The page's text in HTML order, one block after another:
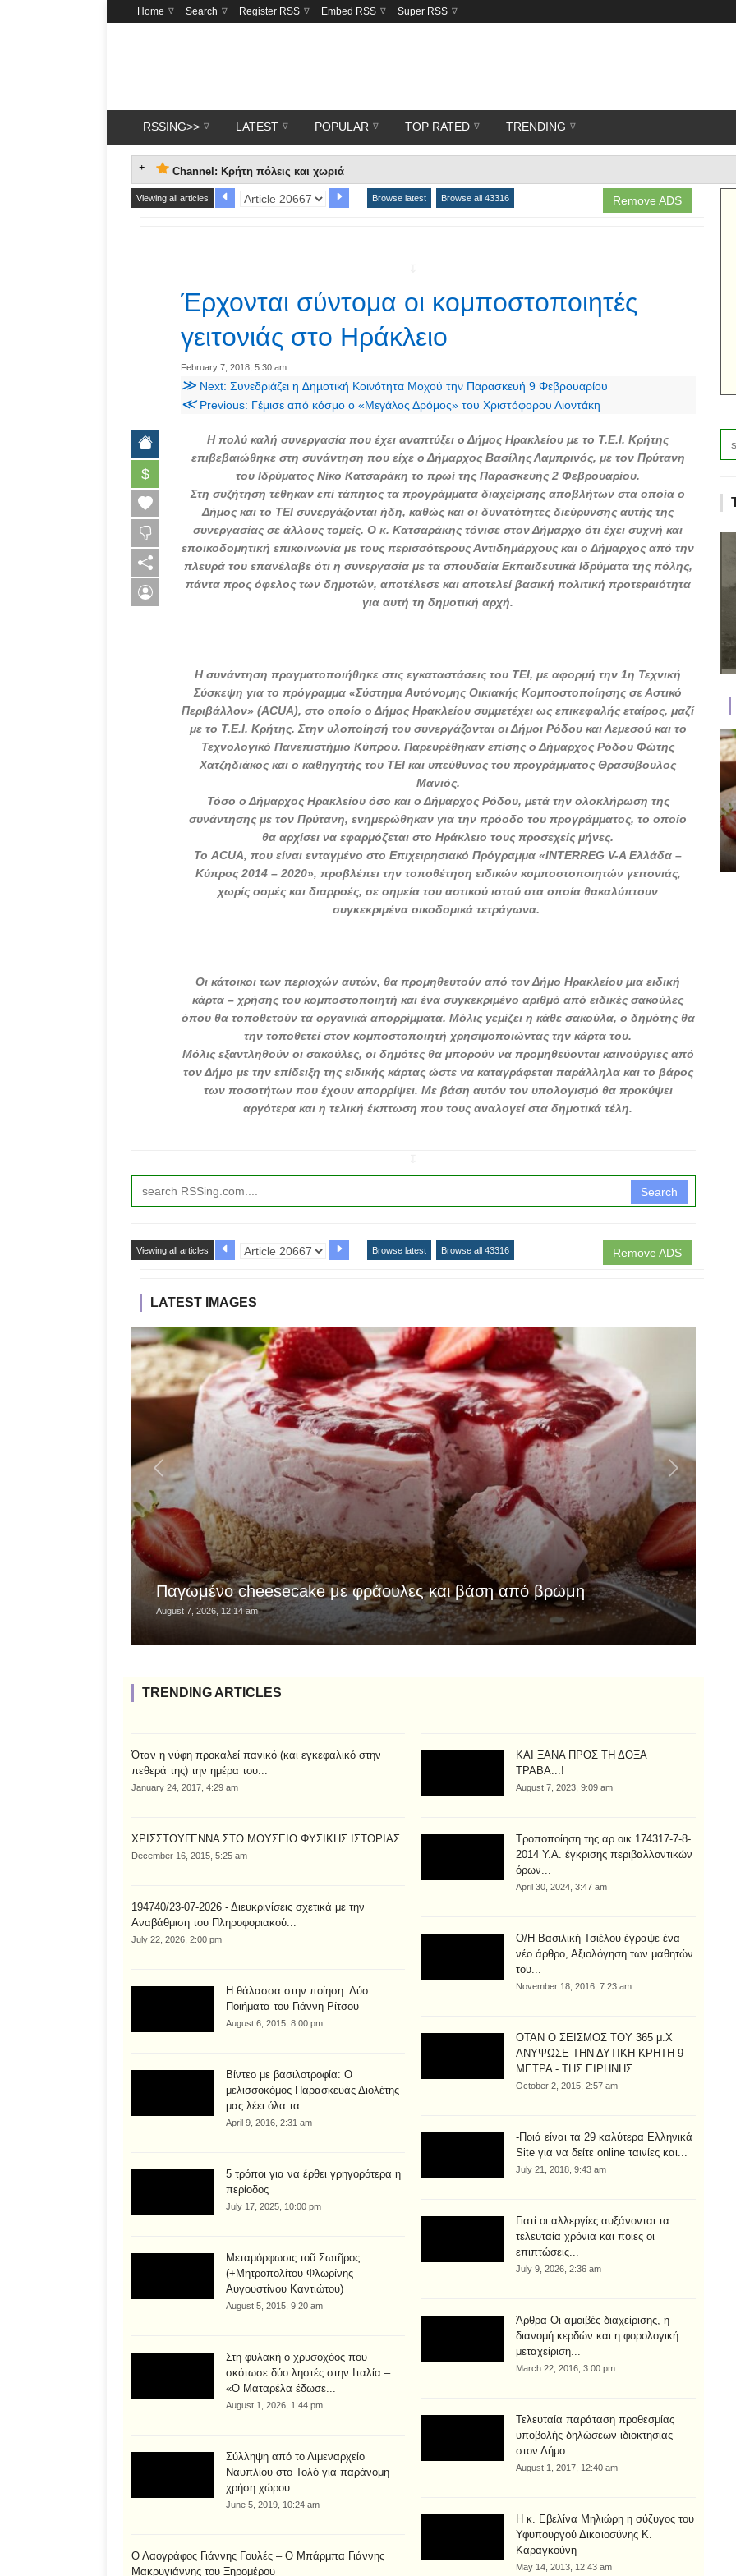
Home Search Register RSS Embed RSS Super RSS
RSSING>> LATEST POPULAR TOP RATED TRENDING
Channel: Κρήτη πόλεις και χωριά
Remove ADS
Viewing all articles Browse latest Browse all 43316
Έρχονται σύντομα οι κομποστοποιητές
γειτονιάς στο Ηράκλειο
February 7, 2018, 5:30 am
≫ Next: Συνεδριάζει η ∆ηµοτική Κοινότητα Μοχού την Παρασκευή 9 Φεβρουαρίου
≪Previous: Γέμισε από κόσμο ο «Μεγάλος Δρόμος» του Χριστόφορου Λιοντάκη
$
Η πολύ καλή συνεργασία που έχει αναπτύξει ο Δήμος Ηρακλείου με το Τ.Ε.Ι. Κρήτης
επιβεβαιώθηκε στη συνάντηση που είχε ο Δήμαρχος Βασίλης Λαμπρινός, με τον Πρύτανη
του Ιδρύματος Νίκο Κατσαράκη το πρωί της Παρασκευής 2 Φεβρουαρίου.
Στη συζήτηση τέθηκαν επί τάπητος τα προγράμματα διαχείρισης αποβλήτων στα οποία ο
Δήμος και το ΤΕΙ συνεργάζονται ήδη, καθώς και οι δυνατότητες διεύρυνσης αυτής της
συνεργασίας σε άλλους τομείς. Ο κ. Κατσαράκης τόνισε στον Δήμαρχο ότι έχει συχνή και
εποικοδομητική επικοινωνία με τους περισσότερους Αντιδημάρχους και ο Δήμαρχος από την
πλευρά του επανέλαβε ότι η συνεργασία με τα σπουδαία Εκπαιδευτικά Ιδρύματα της πόλης,
πάντα προς όφελος των δημοτών, αποτέλεσε και αποτελεί βασική πολιτική προτεραιότητα
για αυτή τη δημοτική αρχή.
Η συνάντηση πραγματοποιήθηκε στις εγκαταστάσεις του ΤΕΙ, με αφορμή την 1η Τεχνική
Σύσκεψη για το πρόγραμμα «Σύστημα Αυτόνομης Οικιακής Κομποστοποίησης σε Αστικό
Περιβάλλον» (ACUA), στο οποίο ο Δήμος Ηρακλείου συμμετέχει ως επικεφαλής εταίρος, μαζί
με το Τ.Ε.Ι. Κρήτης. Στην υλοποίησή του συνεργάζονται οι Δήμοι Ρόδου και Λεμεσού και το
Τεχνολογικό Πανεπιστήμιο Κύπρου. Παρευρέθηκαν επίσης ο Δήμαρχος Ρόδου Φώτης
Χατζηδιάκος και ο καθηγητής του ΤΕΙ και υπεύθυνος του προγράμματος Θρασύβουλος
Μανιός.
Τόσο ο Δήμαρχος Ηρακλείου όσο και ο Δήμαρχος Ρόδου, μετά την ολοκλήρωση της
συνάντησης με τον Πρύτανη, ενημερώθηκαν για την πρόοδο του προγράμματος, το οποίο
θα αρχίσει να εφαρμόζεται στο Ηράκλειο τους προσεχείς μήνες.
Το ACUA, που είναι ενταγμένο στο Επιχειρησιακό Πρόγραμμα «INTERREG V-A Ελλάδα –
Κύπρος 2014 – 2020», προβλέπει την τοποθέτηση ειδικών κομποστοποιητών γειτονιάς,
χωρίς οσμές και διαρροές, σε σημεία του αστικού ιστού στα οποία θακαλύπτουν
συγκεκριμένα οικοδομικά τετράγωνα.
Οι κάτοικοι των περιοχών αυτών, θα προμηθευτούν από τον Δήμο Ηρακλείου μια ειδική
κάρτα – χρήσης του κομποστοποιητή και ένα συγκεκριμένο αριθμό από ειδικές σακούλες
όπου θα τοποθετούν τα οργανικά απορρίμματα. Μόλις γεμίζει η κάθε σακούλα, ο δημότης θα
την τοποθετεί στον κομποστοποιητή χρησιμοποιώντας την κάρτα του.
Μόλις εξαντληθούν οι σακούλες, οι δημότες θα μπορούν να προμηθεύονται καινούργιες από
τον Δήμο με την επίδειξη της ειδικής κάρτας ώστε να καταγράφεται παράλληλα και το βάρος
των ποσοτήτων που έχουν απορρίψει. Με βάση αυτόν τον υπολογισμό θα προκύψει
αργότερα και η τελική έκπτωση που τους αναλογεί στα δημοτικά τέλη.
Search
Remove ADS
Viewing all articles Browse latest Browse all 43316
LATEST IMAGES
Παγωμένο cheesecake με φράουλες και βάση από βρώμη
August 7, 2026, 12:14 am
TRENDING ARTICLES
Όταν η νύφη προκαλεί πανικό (και εγκεφαλικό στην
πεθερά της) την ημέρα του...
January 24, 2017, 4:29 am
ΧΡΙΣΣΤΟΥΓΕΝΝΑ ΣΤΟ ΜΟΥΣΕΙΟ ΦΥΣΙΚΗΣ ΙΣΤΟΡΙΑΣ
December 16, 2015, 5:25 am
194740/23-07-2026 - Διευκρινίσεις σχετικά με την
Αναβάθμιση του Πληροφοριακού...
July 22, 2026, 2:00 pm
Η θάλασσα στην ποίηση. Δύο
Ποιήματα του Γιάννη Ρίτσου
August 6, 2015, 8:00 pm
Βίντεο με βασιλοτροφία: Ο
μελισσοκόμος Παρασκευάς Διολέτης
μας λέει όλα τα...
April 9, 2016, 2:31 am
5 τρόποι για να έρθει γρηγορότερα η
περίοδος
July 17, 2025, 10:00 pm
Μεταμόρφωσις τοῦ Σωτῆρος
(+Μητροπολίτου Φλωρίνης
Αυγουστίνου Καντιώτου)
August 5, 2015, 9:20 am
Στη φυλακή ο χρυσοχόος που
σκότωσε δύο ληστές στην Ιταλία –
«Ο Ματαρέλα έδωσε...
August 1, 2026, 1:44 pm
Σύλληψη από το Λιμεναρχείο
Ναυπλίου στο Τολό για παράνομη
χρήση χώρου...
June 5, 2019, 10:24 am
Ο Λαογράφος Γιάννης Γουλές – Ο Μπάρμπα Γιάννης
Μακρυγιάννης του Ξηρομέρου
ΚΑΙ ΞΑΝΑ ΠΡΟΣ ΤΗ ΔΟΞΑ
ΤΡΑΒΑ...!
August 7, 2023, 9:09 am
Τροποποίηση της αρ.οικ.174317-7-8-
2014 Υ.Α. έγκρισης περιβαλλοντικών
όρων...
April 30, 2024, 3:47 am
Ο/Η Βασιλική Τσιέλου έγραψε ένα
νέο άρθρο, Αξιολόγηση των μαθητών
του...
November 18, 2016, 7:23 am
ΟΤΑΝ Ο ΣΕΙΣΜΟΣ ΤΟΥ 365 μ.Χ
ΑΝΥΨΩΣΕ ΤΗΝ ΔΥΤΙΚΗ ΚΡΗΤΗ 9
ΜΕΤΡΑ - ΤΗΣ ΕΙΡΗΝΗΣ...
October 2, 2015, 2:57 am
-Ποιά είναι τα 29 καλύτερα Ελληνικά
Site για να δείτε online ταινίες και...
July 21, 2018, 9:43 am
Γιατί οι αλλεργίες αυξάνονται τα
τελευταία χρόνια και ποιες οι
επιπτώσεις...
July 9, 2026, 2:36 am
Άρθρα Οι αμοιβές διαχείρισης, η
διανομή κερδών και η φορολογική
μεταχείριση...
March 22, 2016, 3:00 pm
Τελευταία παράταση προθεσμίας
υποβολής δηλώσεων ιδιοκτησίας
στον Δήμο...
August 1, 2017, 12:40 am
Η κ. Εβελίνα Μηλιώρη η σύζυγος του
Υφυπουργού Δικαιοσύνης Κ.
Καραγκούνη
May 14, 2013, 12:43 am